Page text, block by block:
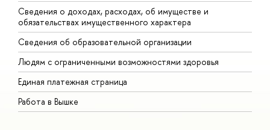
Сведения о доходах, расходах, об имуществе и
обязательствах имущественного характера
Сведения об образовательной организации
Людям с ограниченными возможностями здоровья
Единая платежная страница
Работа в Вышке